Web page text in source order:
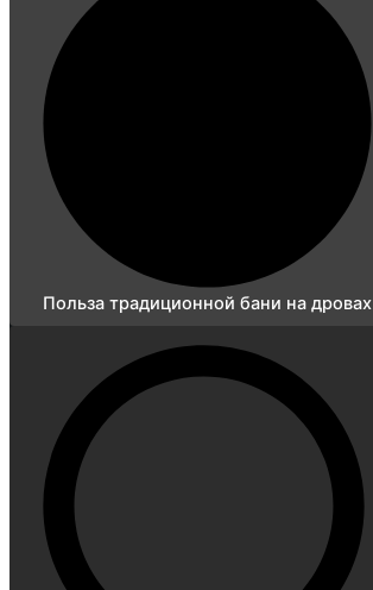
Польза традиционной бани на дровах